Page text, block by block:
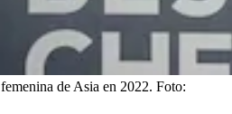
de Asia en 2022. Foto: